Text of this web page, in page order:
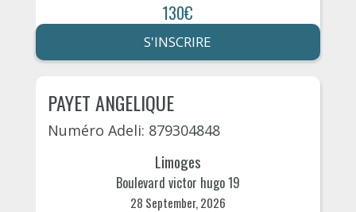
130€
S'INSCRIRE
PAYET ANGELIQUE
Numéro Adeli: 879304848
Limoges
Boulevard victor hugo 19
28 September, 2026